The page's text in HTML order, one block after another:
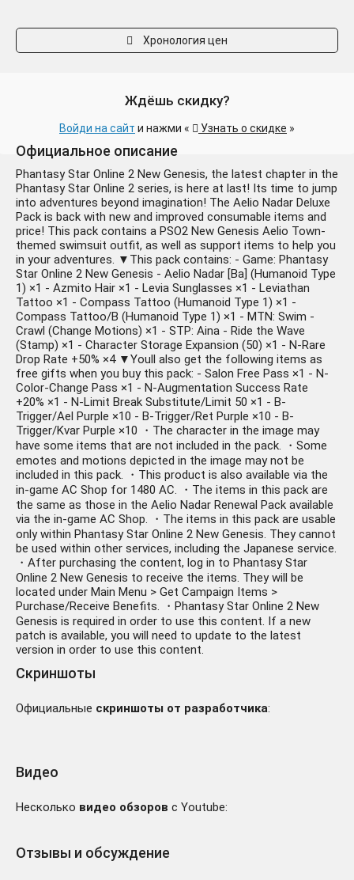
Хронология цен
Ждёшь скидку?
Войди на сайт и нажми « Узнать о скидке »
Официальное описание
Phantasy Star Online 2 New Genesis, the latest chapter in the
Phantasy Star Online 2 series, is here at last! Its time to jump
into adventures beyond imagination! The Aelio Nadar Deluxe
Pack is back with new and improved consumable items and
price! This pack contains a PSO2 New Genesis Aelio Town-
themed swimsuit outfit, as well as support items to help you
in your adventures. ▼This pack contains: - Game: Phantasy
Star Online 2 New Genesis - Aelio Nadar [Ba] (Humanoid Type
1) ×1 - Azmito Hair ×1 - Levia Sunglasses ×1 - Leviathan
Tattoo ×1 - Compass Tattoo (Humanoid Type 1) ×1 -
Compass Tattoo/B (Humanoid Type 1) ×1 - MTN: Swim -
Crawl (Change Motions) ×1 - STP: Aina - Ride the Wave
(Stamp) ×1 - Character Storage Expansion (50) ×1 - N-Rare
Drop Rate +50% ×4 ▼Youll also get the following items as
free gifts when you buy this pack: - Salon Free Pass ×1 - N-
Color-Change Pass ×1 - N-Augmentation Success Rate
+20% ×1 - N-Limit Break Substitute/Limit 50 ×1 - B-
Trigger/Ael Purple ×10 - B-Trigger/Ret Purple ×10 - B-
Trigger/Kvar Purple ×10 ・The character in the image may
have some items that are not included in the pack. ・Some
emotes and motions depicted in the image may not be
included in this pack. ・This product is also available via the
in-game AC Shop for 1480 AC. ・The items in this pack are
the same as those in the Aelio Nadar Renewal Pack available
via the in-game AC Shop. ・The items in this pack are usable
only within Phantasy Star Online 2 New Genesis. They cannot
be used within other services, including the Japanese service.
・After purchasing the content, log in to Phantasy Star
Online 2 New Genesis to receive the items. They will be
located under Main Menu > Get Campaign Items >
Purchase/Receive Benefits. ・Phantasy Star Online 2 New
Genesis is required in order to use this content. If a new
patch is available, you will need to update to the latest
version in order to use this content.
Скриншоты
Официальные скриншоты от разработчика:
Видео
Несколько видео обзоров с Youtube:
Отзывы и обсуждение